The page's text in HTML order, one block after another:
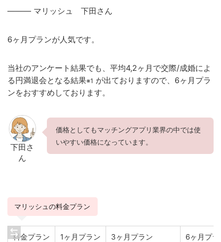
——— マリッシュ 下田さん
6ヶ月プランが人気です。
当社のアンケート結果でも、平均4,2ヶ月で交際/成婚によ
る円満退会となる結果※1 が出ておりますので、6ヶ月プラ
ンをおすすめしております。
下田さ
ん
価格としてもマッチングアプリ業界の中では使
いやすい価格になっています。
マリッシュの料金プラン
料金プラン 1ヶ月プラン 3ヶ月プラン 6ヶ月プ